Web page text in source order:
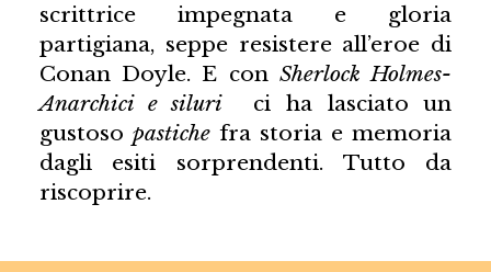
scrittrice impegnata e gloria
partigiana, seppe resistere all’eroe di
Conan Doyle. E con Sherlock Holmes-
Anarchici e siluri ci ha lasciato un
gustoso pastichefra storia e memoria
dagli esiti sorprendenti. Tutto da
riscoprire.